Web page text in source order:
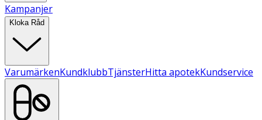
Kampanjer
Kloka Råd
VarumärkenKundklubbTjänsterHitta apotekKundservice